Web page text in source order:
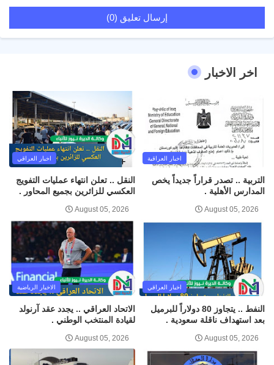
إرسال تعليق (0)
اخر الاخبار
اخبار العراقية
التربية .. تصدر قراراً جديداً يخص
المدارس الأهلية .
August 05, 2026
اخبار العراقي
النقل .. تعلن انتهاء عمليات التفويج
العكسي للزائرين بجميع المحاور .
August 05, 2026
اخبار العراقي
النفط .. يتجاوز 80 دولاراً للبرميل
بعد استهداف ناقلة سعودية .
August 05, 2026
الاخبار الرياضية
الاتحاد العراقي .. يجدد عقد آرنولد
لقيادة المنتخب الوطني .
August 05, 2026